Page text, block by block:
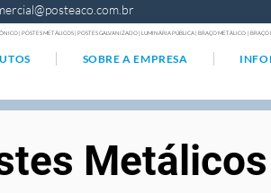
| POSTES METÁLICOS | POSTES GALVANIZADO | LUMINÁRIA PÚBLICA | BRAÇO METÁLICO |
SOBRE A EMPRESA
Metálicos